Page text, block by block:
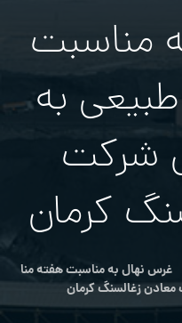
مناسبت
به
شركت
كرمان
غرس نهال به مناسبت هفته منا
زغالسنگ كرمان